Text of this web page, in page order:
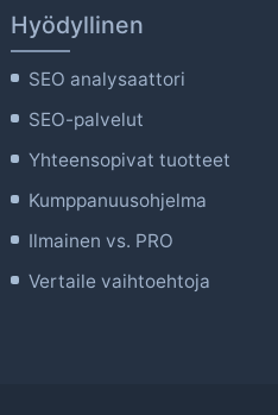
Hyödyllinen
SEO analysaattori
SEO-palvelut
Yhteensopivat tuotteet
Kumppanuusohjelma
Ilmainen vs. PRO
Vertaile vaihtoehtoja